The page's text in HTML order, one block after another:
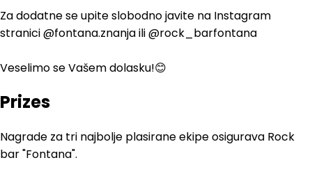
Za dodatne se upite slobodno javite na Instagram
stranici @fontana.znanja ili @rock_barfontana
Veselimo se Vašem dolasku!😊
Prizes
Nagrade za tri najbolje plasirane ekipe osigurava Rock
bar "Fontana".